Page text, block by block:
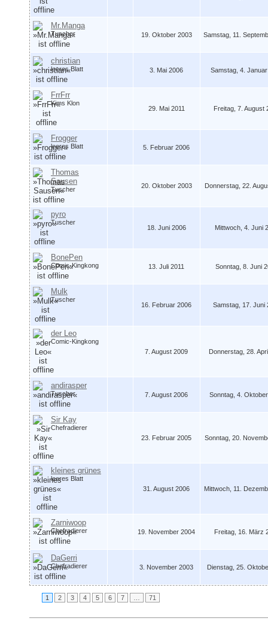
Mr.Manga
Tuscher 19. Oktober 2003 Samstag, 11.
christian
leeres Blatt 3. Mai 2006 Samstag, 4.
FrrFrr
Kims Klon
29. Mai 2011 Freitag, 7. August
Frogger
leeres Blatt 5. Februar 2006
Thomas
Sausen
Tuscher 20. Oktober 2003 Donnerstag, 22.
pyro
Tuscher
18. Juni 2006 Mittwoch, 4. Juni
BonePen
Comic-Kingkong 13. Juli 2011 Sonntag, 8. Juni
Mulk
Tuscher
16. Februar 2006 Samstag, 17. Juni
der Leo
Comic-Kingkong
7. August 2009
Donnerstag, 28.
andirasper
Tuscher 7. August 2006 Sonntag, 4.
Sir Kay
Chefradierer
23. Februar 2005
Sonntag, 20.
kleines grünes
leeres Blatt
31. August 2006
Mittwoch, 11.
Zarniwoop
Chefradierer 19. November 2004 Freitag, 16. März
DaGerri
Chefradierer 3. November 2003 Dienstag, 25.
1 2 3 4 5 6 7 … 71